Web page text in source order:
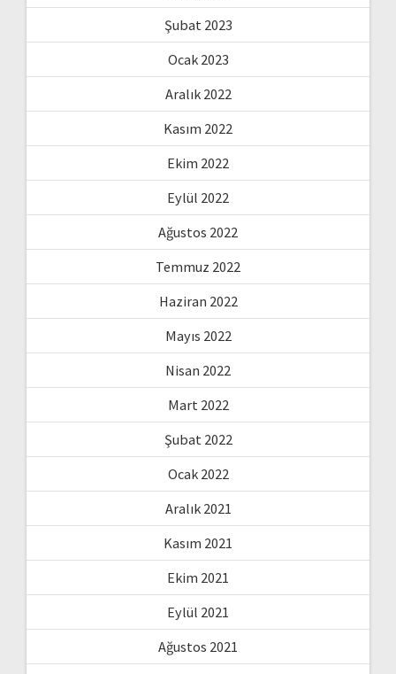
Şubat 2023
Ocak 2023
Aralık 2022
Kasım 2022
Ekim 2022
Eylül 2022
Ağustos 2022
Temmuz 2022
Haziran 2022
Mayıs 2022
Nisan 2022
Mart 2022
Şubat 2022
Ocak 2022
Aralık 2021
Kasım 2021
Ekim 2021
Eylül 2021
Ağustos 2021